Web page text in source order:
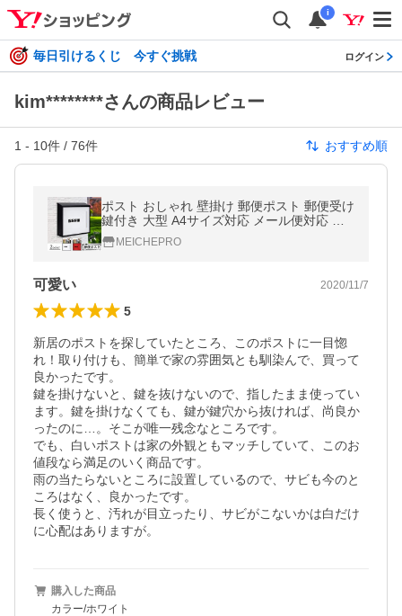
i
毎日引けるくじ 今すぐ挑戦 ログイン
kim********さんの商品レビュー
1 - 10件 / 76件 おすすめ順
ポスト おしゃれ 壁掛け 郵便ポスト 郵便受け
鍵付き 大型 A4サイズ対応 メール便対応 大
容量 郵便ボックス 郵便箱 玄関 メールボック
ス MEICHEPRO
可愛い 2020/11/7
5
新居のポストを探していたところ、このポストに一目惚
れ！取り付けも、簡単で家の雰囲気とも馴染んで、買って
良かったです。
鍵を掛けないと、鍵を抜けないので、指したまま使ってい
ます。鍵を掛けなくても、鍵が鍵穴から抜ければ、尚良か
ったのに…。そこが唯一残念なところです。
でも、白いポストは家の外観ともマッチしていて、このお
値段なら満足のいく商品です。
雨の当たらないところに設置しているので、サビも今のと
ころはなく、良かったです。
長く使うと、汚れが目立ったり、サビがこないかは白だけ
に心配はありますが。
購入した商品
カラー/ホワイト